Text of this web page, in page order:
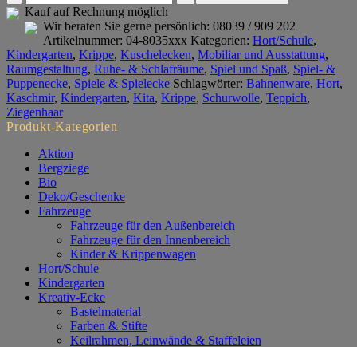
INTERLAND
Bahnenware
2
m
breit,
Preis
pro
qm
Menge
Kauf auf Rechnung möglich
Wir beraten Sie gerne persönlich: 08039 / 909 202
Artikelnummer: 04-8035xxx Kategorien: Hort/Schule,
Kindergarten, Krippe, Kuschelecken, Mobiliar und Ausstattung,
Raumgestaltung, Ruhe- & Schlafräume, Spiel und Spaß, Spiel- &
Puppenecke, Spiele & Spielecke Schlagwörter: Bahnenware, Hort,
Kaschmir, Kindergarten, Kita, Krippe, Schurwolle, Teppich,
Ziegenhaar
Produkt-Kategorien
Aktion
Bergziege
Bio
Deko/Geschenke
Fahrzeuge
Fahrzeuge für den Außenbereich
Fahrzeuge für den Innenbereich
Kinder & Krippenwagen
Hort/Schule
Kindergarten
Kreativ-Ecke
Bastelmaterial
Farben & Stifte
Keilrahmen, Leinwände & Staffeleien